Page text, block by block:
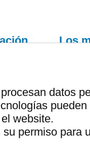
Los
el resto
datos
website.
permiso para